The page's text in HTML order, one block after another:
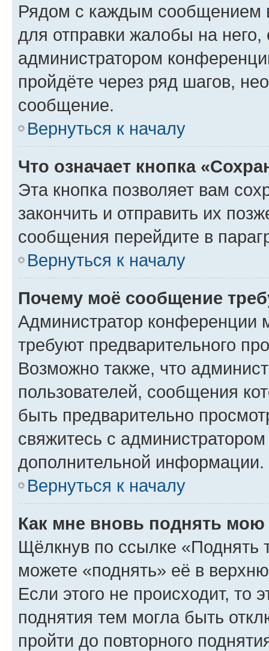
Рядом с каждым сообщением
для отправки жалобы на
администратором
пройдёте через ряд шагов,
сообщение.
Вернуться к началу
Что означает кнопка
Эта кнопка позволяет вам
закончить и отправить их
сообщения перейдите в
Вернуться к началу
Почему моё сообщение
Администратор конференции
требуют предварительного
Возможно также, что
пользователей, сообщения
быть предварительно
свяжитесь с
дополнительной информации.
Вернуться к началу
Как мне вновь поднять мою
Щёлкнув по ссылке «Поднять
можете «поднять» её в
Если этого не происходит, то
поднятия тем могла быть
пройти до повторного